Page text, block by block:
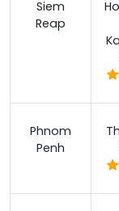
Siem
Reap
Phnom
Penh